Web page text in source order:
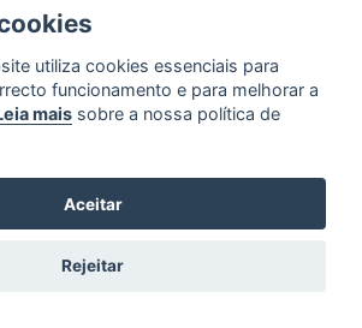
utiliza cookies essenciais para
funcionamento e para melhorar a
mais sobre a nossa política de
Aceitar
Rejeitar